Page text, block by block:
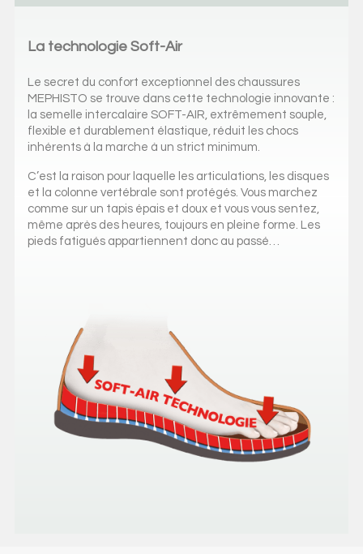
La technologie Soft-Air
Le secret du confort exceptionnel des chaussures
MEPHISTO se trouve dans cette technologie innovante :
la semelle intercalaire SOFT-AIR, extrêmement souple,
flexible et durablement élastique, réduit les chocs
inhérents à la marche à un strict minimum.
C’est la raison pour laquelle les articulations, les disques
et la colonne vertébrale sont protégés. Vous marchez
comme sur un tapis épais et doux et vous vous sentez,
même après des heures, toujours en pleine forme. Les
pieds fatigués appartiennent donc au passé…